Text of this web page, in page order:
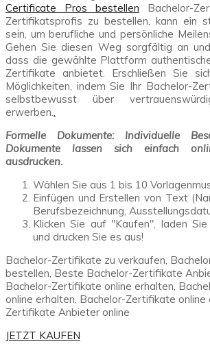
Certificate Pros bestellen Bachelor-
Zertifikatsprofis zu bestellen, kann ein
sein, um berufliche und persönliche
Gehen Sie diesen Weg sorgfältig an
dass die gewählte Plattform
Zertifikate anbietet. Erschließen Sie
Möglichkeiten, indem Sie Ihr Bachelor-
selbstbewusst über
erwerben..
Formelle Dokumente: Individuelle
Dokumente lassen sich einfach
ausdrucken.
Wählen Sie aus 1 bis 10
Einfügen und Erstellen von Text
Berufsbezeichnung,
Klicken Sie auf "Kaufen", laden
und drucken Sie es aus!
Bachelor-Zertifikate zu verkaufen,
bestellen, Beste Bachelor-Zertifikate
Bachelor-Zertifikate online erhalten,
online erhalten, Bachelor-Zertifikate online
Zertifikate Anbieter online
JETZT KAUFEN